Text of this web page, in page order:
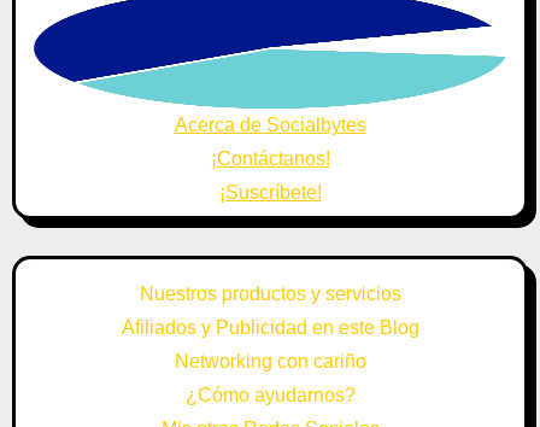
Acerca de Socialbytes
¡Contáctanos!
¡Suscríbete!
Nuestros productos y servicios
Afiliados y Publicidad en este Blog
Networking con cariño
¿Cómo ayudarnos?